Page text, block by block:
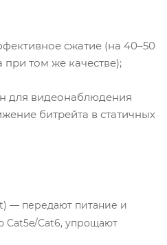
сжатие (на 40–50
том же качестве);
для видеонаблюдения
битрейта в статичных
— передают питание и
Cat5e/Cat6, упрощают